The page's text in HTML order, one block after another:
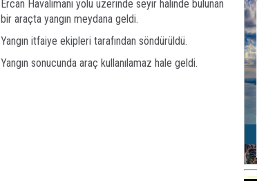
Ercan Havalimanı yolu üzerinde seyir halinde bulunan
bir araçta yangın meydana geldi.
Yangın itfaiye ekipleri tarafından söndürüldü.
Yangın sonucunda araç kullanılamaz hale geldi.